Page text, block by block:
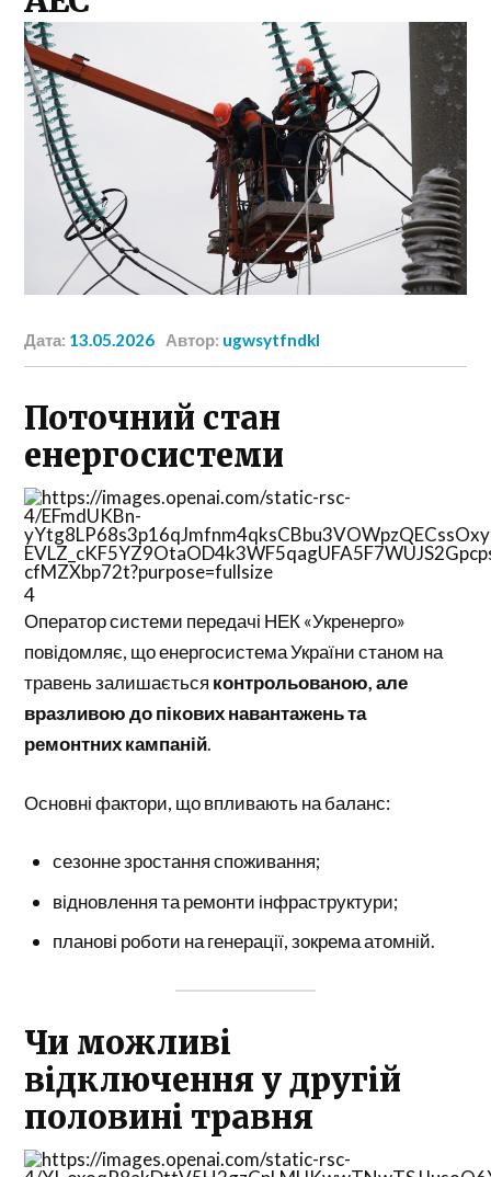
Дата: 13.05.2026 Автор: ugwsytfndkl
Поточний стан
енергосистеми
4
Оператор системи передачі НЕК «Укренерго»
повідомляє, що енергосистема України станом на
травень залишається контрольованою, але
вразливою до пікових навантажень та
ремонтних кампаній.
Основні фактори, що впливають на баланс:
сезонне зростання споживання;
відновлення та ремонти інфраструктури;
планові роботи на генерації, зокрема атомній.
Чи можливі
відключення у другій
половині травня